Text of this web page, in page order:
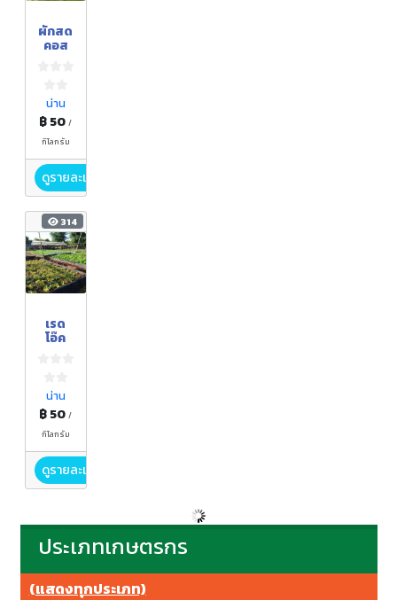
ผักสด
คอส
น่าน
฿ 50/
กิโลกรัม
ดูรายละเอียด
314
เรด
โอ๊ค
น่าน
฿ 50/
กิโลกรัม
ดูรายละเอียด
ประเภทเกษตรกร
(แสดงทุกประเภท)